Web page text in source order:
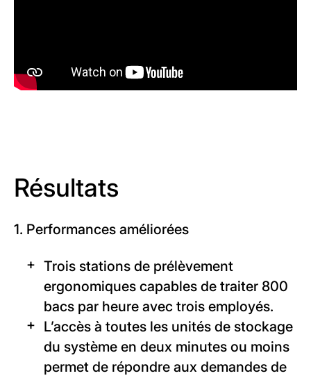
Résultats
1. Performances améliorées
Trois stations de prélèvement
ergonomiques capables de traiter 800
bacs par heure avec trois employés.
L’accès à toutes les unités de stockage
du système en deux minutes ou moins
permet de répondre aux demandes de